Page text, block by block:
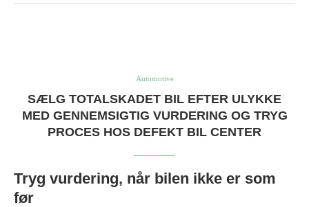
Automotive
SÆLG TOTALSKADET BIL EFTER ULYKKE
MED GENNEMSIGTIG VURDERING OG TRYG
PROCES HOS DEFEKT BIL CENTER
Tryg vurdering, når bilen ikke er som
før